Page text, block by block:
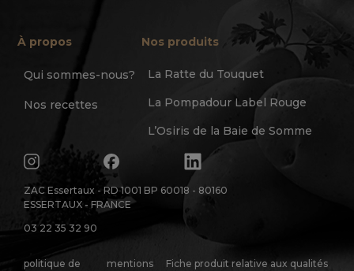
ZAC Essertaux - RD 1001 BP 60018 - 80160
ESSERTAUX - FRANCE
03 22 35 32 90
À propos
Qui sommes-nous?
Nos recettes
Nos produits
La Ratte du Touquet
La Pompadour Label Rouge
L’Osiris de la Baie de Somme
politique de
mentions
Fiche produit relative aux qualités